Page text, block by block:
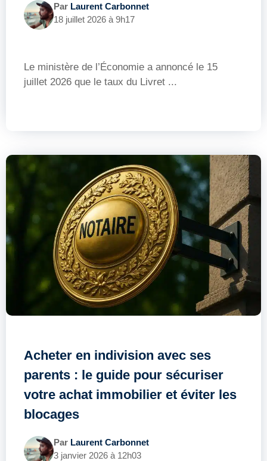
Par Laurent Carbonnet
18 juillet 2026 à 9h17
Le ministère de l’Économie a annoncé le 15
juillet 2026 que le taux du Livret ...
Acheter en indivision avec ses
parents : le guide pour sécuriser
votre achat immobilier et éviter les
blocages
Par Laurent Carbonnet
3 janvier 2026 à 12h03